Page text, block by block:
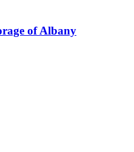
of Albany